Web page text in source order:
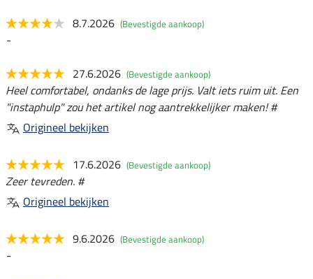
8.7.2026 (Bevestigde aankoop)
-
27.6.2026 (Bevestigde aankoop)
Heel comfortabel, ondanks de lage prijs. Valt iets ruim uit. Een
"instaphulp" zou het artikel nog aantrekkelijker maken! #
Origineel bekijken
17.6.2026 (Bevestigde aankoop)
Zeer tevreden. #
Origineel bekijken
9.6.2026 (Bevestigde aankoop)
-